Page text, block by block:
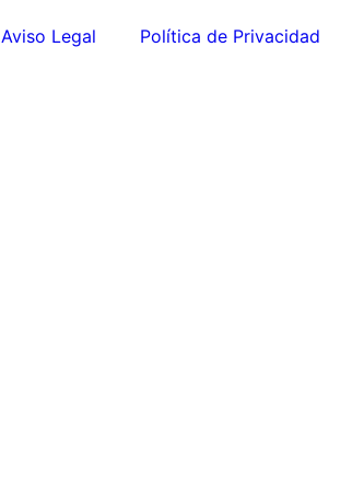
Aviso Legal Política de Privacidad